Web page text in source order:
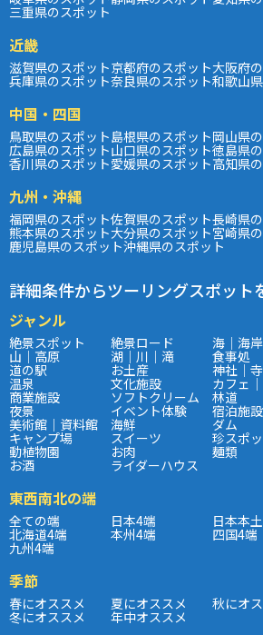
三重県のスポット
近畿
滋賀県のスポット京都府のスポット大阪府
兵庫県のスポット奈良県のスポット和歌山
中国・四国
鳥取県のスポット島根県のスポット岡山県
広島県のスポット山口県のスポット徳島県
香川県のスポット愛媛県のスポット高知県
九州・沖縄
福岡県のスポット佐賀県のスポット長崎県
熊本県のスポット大分県のスポット宮崎県
鹿児島県のスポット沖縄県のスポット
詳細条件からツーリングスポット
ジャンル
絶景スポット 絶景ロード 海｜海
山｜高原 湖｜川｜滝 食事処
道の駅 お土産 神社｜
温泉 文化施設 カフェ
商業施設 ソフトクリーム 林道
夜景 イベント体験 宿泊施設
美術館｜資料館 海鮮 ダム
キャンプ場 スイーツ 珍スポ
動植物園 お肉 麺類
お酒 ライダーハウス
東西南北の端
全ての端 日本4端 日本本
北海道4端 本州4端 四国4端
九州4端
季節
春にオススメ 夏にオススメ 秋にオ
冬にオススメ 年中オススメ